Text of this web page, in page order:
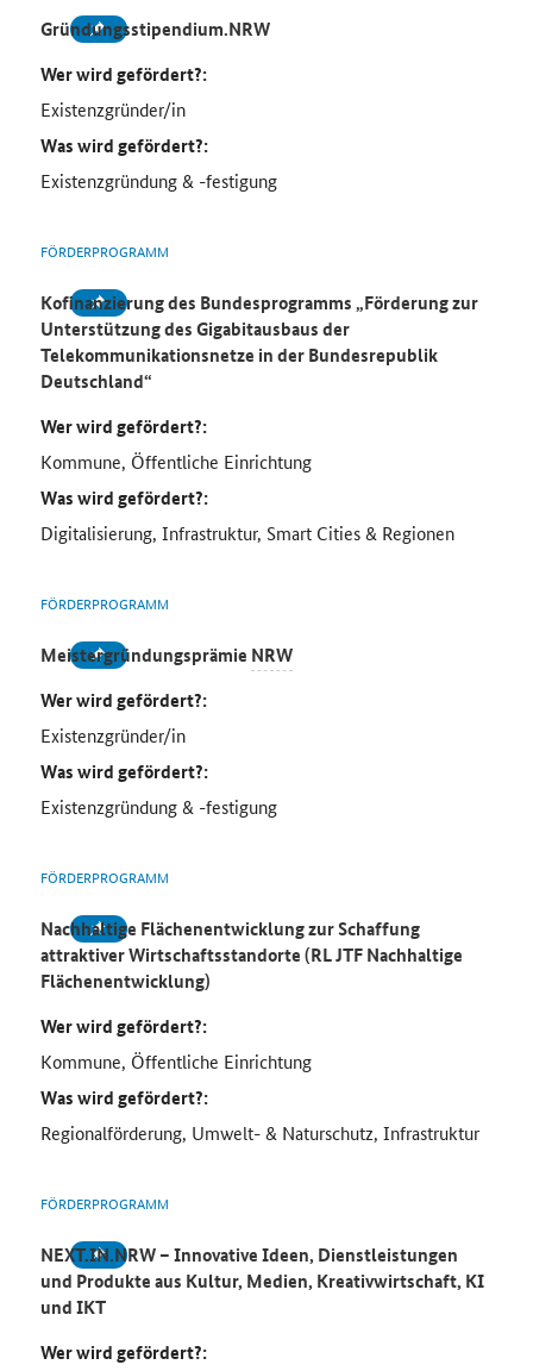
Gründungsstipendium.NRW
Wer wird gefördert?:
Existenzgründer/in
Was wird gefördert?:
Existenzgründung & -festigung
FÖRDERPROGRAMM
Kofinanzierung des Bundesprogramms „Förderung zur
Unterstützung des Gigabitausbaus der
Telekommunikationsnetze in der Bundesrepublik
Deutschland“
Wer wird gefördert?:
Kommune, Öffentliche Einrichtung
Was wird gefördert?:
Digitalisierung, Infrastruktur, Smart Cities & Regionen
FÖRDERPROGRAMM
Meistergründungsprämie NRW
Wer wird gefördert?:
Existenzgründer/in
Was wird gefördert?:
Existenzgründung & -festigung
FÖRDERPROGRAMM
Nachhaltige Flächenentwicklung zur Schaffung
attraktiver Wirtschaftsstandorte (RL JTF Nachhaltige
Flächenentwicklung)
Wer wird gefördert?:
Kommune, Öffentliche Einrichtung
Was wird gefördert?:
Regionalförderung, Umwelt- & Naturschutz, Infrastruktur
FÖRDERPROGRAMM
NEXT.IN.NRW – Innovative Ideen, Dienstleistungen
und Produkte aus Kultur, Medien, Kreativwirtschaft, KI
und IKT
Wer wird gefördert?: